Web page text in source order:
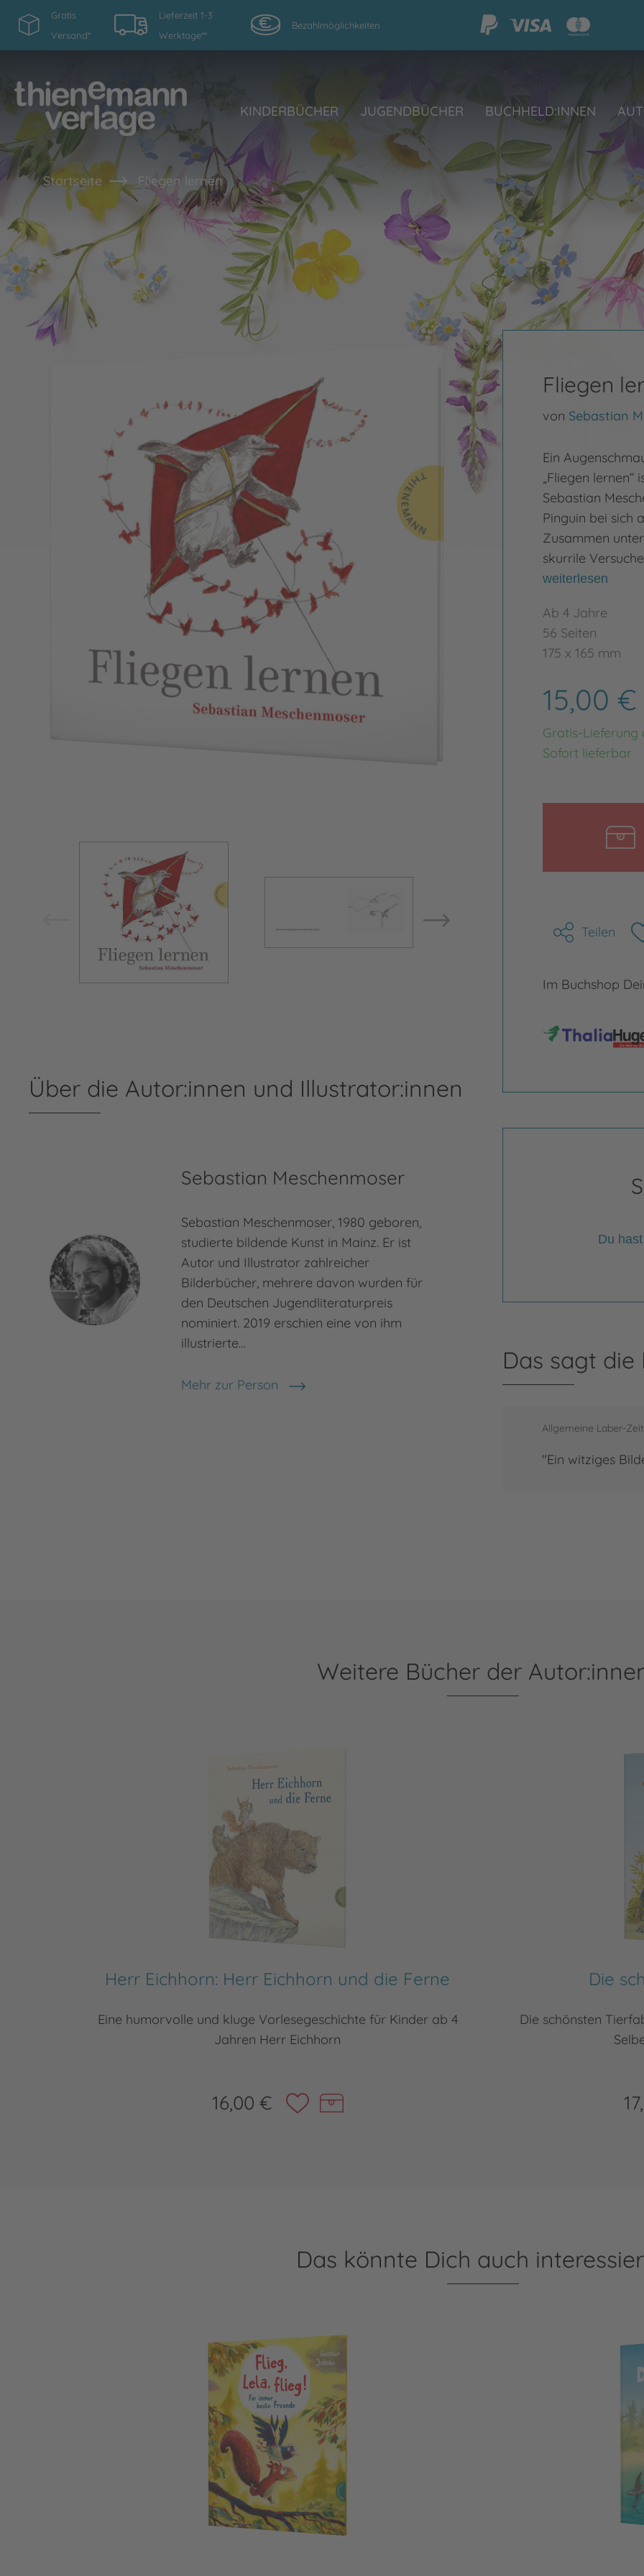
Gratis
Versand*
Lieferzeit 1-3
Werktage**
Bezahlmöglichkeiten
KINDERBÜCHER JUGENDBÜCHER BUCHHELD:INNEN
Startseite Fliegen lernen
Fliegen
von Sebastian
Ein
„Fliegen
Sebastian
Pinguin bei sich
Zusammen
skurrile
weiterlesen
Ab 4 Jahre
56 Seiten
175 x 165 mm
15,00 €
Gratis-Lieferung
Sofort lieferbar
Teilen
Im Buchshop
Du
Über die Autor:innen und Illustrator:innen
Sebastian Meschenmoser
Sebastian Meschenmoser, 1980 geboren,
studierte bildende Kunst in Mainz. Er ist
Autor und Illustrator zahlreicher
Bilderbücher, mehrere davon wurden für
den Deutschen Jugendliteraturpreis
nominiert. 2019 erschien eine von ihm
illustrierte…
Mehr zur Person
Sebastian Meschenmoser
Das sagt die
Allgemeine Laber-
"Ein witziges
Weitere Bücher der
Herr Eichhorn: Herr Eichhorn und die Ferne
Eine humorvolle und kluge Vorlesegeschichte für Kinder ab 4
Jahren Herr Eichhorn
16,00 €
Die
Die schönsten
Das könnte Dich auch
Pino und Lela: Flieg, Lela, flieg!